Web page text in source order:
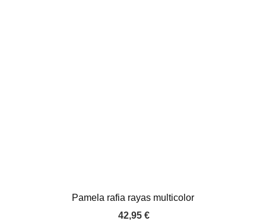
Pamela rafia rayas multicolor
42,95 €